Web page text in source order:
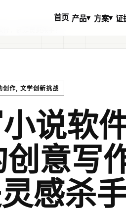
首页 产品▾ 方案▾ 证
作, 文学创新挑战
说软
意写
感杀手